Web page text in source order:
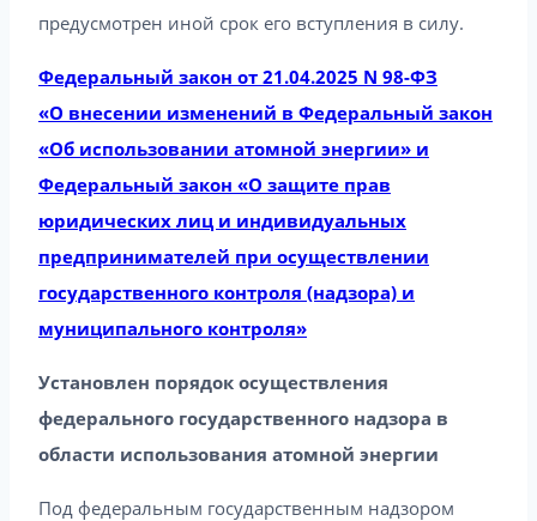
предусмотрен иной срок его вступления в силу.
Федеральный закон от 21.04.2025 N 98-ФЗ
«О внесении изменений в Федеральный закон
«Об использовании атомной энергии» и
Федеральный закон «О защите прав
юридических лиц и индивидуальных
предпринимателей при осуществлении
государственного контроля (надзора) и
муниципального контроля»
Установлен порядок осуществления
федерального государственного надзора в
области использования атомной энергии
Под федеральным государственным надзором